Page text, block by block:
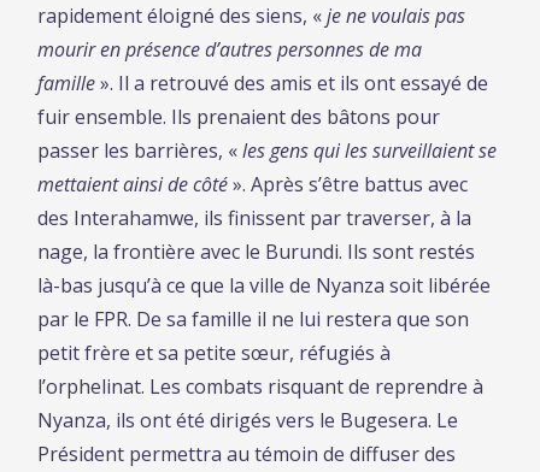
rapidement éloigné des siens, «je ne voulais pas
mourir en présence d’autres personnes de ma
famille». Il a retrouvé des amis et ils ont essayé de
fuir ensemble. Ils prenaient des bâtons pour
passer les barrières, «les gens qui les surveillaient se
mettaient ainsi de côté». Après s’être battus avec
des Interahamwe, ils finissent par traverser, à la
nage, la frontière avec le Burundi. Ils sont restés
là-bas jusqu’à ce que la ville de Nyanza soit libérée
par le FPR. De sa famille il ne lui restera que son
petit frère et sa petite sœur, réfugiés à
l’orphelinat. Les combats risquant de reprendre à
Nyanza, ils ont été dirigés vers le Bugesera. Le
Président permettra au témoin de diffuser des